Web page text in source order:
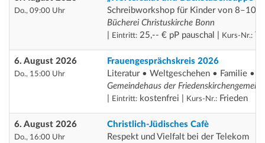
Do., 09:00 Uhr
Schreibworkshop für Kinder von 8–10
Bücherei Christuskirche Bonn
Eintritt: 25,-- € pP pauschal | Kurs-Nr.:
6. August 2026
Do., 15:00 Uhr
Frauengesprächskreis 2026
Literatur • Weltgeschehen • Familie •
Gemeindehaus der
Eintritt: kostenfrei | Kurs-Nr.: Frieden
6. August 2026
Do., 16:00 Uhr
Christlich-Jüdisches Cafè
Respekt und Vielfalt bei der Telekom